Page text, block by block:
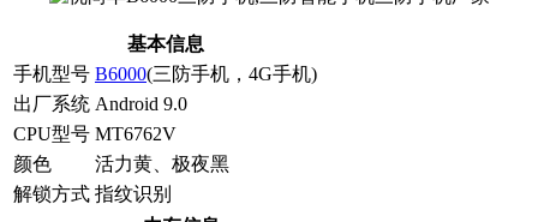
基本信息
手机型号 B6000(三防手机，4G手机)
出厂系统 Android 9.0
CPU型号 MT6762V
颜色
活力黄、极夜黑
解锁方式 指纹识别